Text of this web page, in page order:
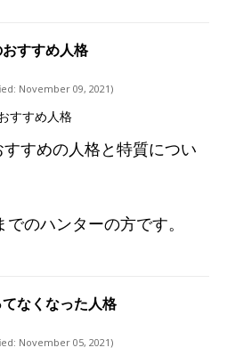
おすすめ人格
November 09, 2021)
すめの人格と特質につい
のハンターの方です。
てなくなった人格
November 05, 2021)